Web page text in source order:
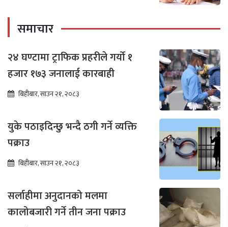
समाचार
२४ घण्टामा ट्राफिक प्रहरीले गर्यो १
हजार १७३ जनालाई कारबाही
बिहीबार, साउन २१, २०८३
युके पठाइदिन्छु भन्दै ठगी गर्ने व्यक्ति
पक्राउ
बिहीबार, साउन २१, २०८३
सर्लाहीमा अनुदानको मलमा
कालोबजारी गर्ने तीन जना पक्राउ